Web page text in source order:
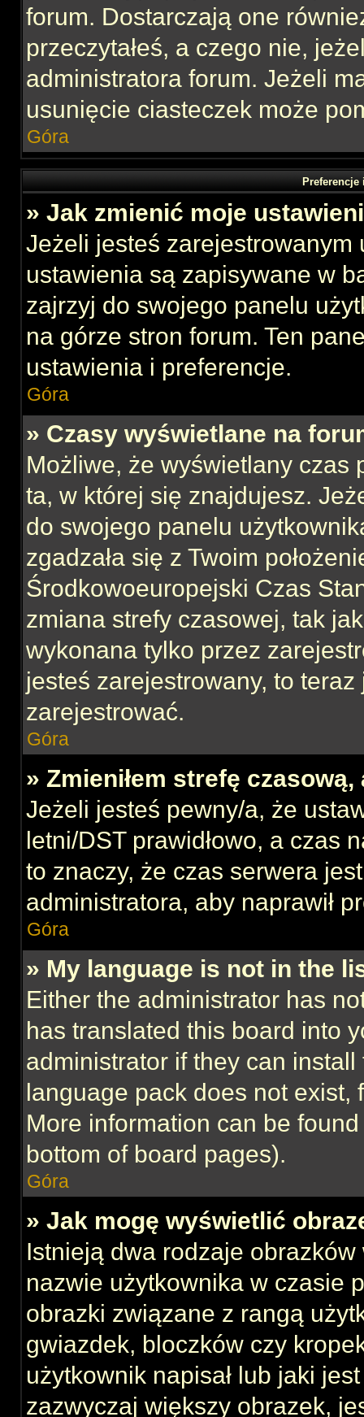
forum. Dostarczają one
przeczytałeś, a czego nie,
administratora forum. Jeżeli
usunięcie ciasteczek może
Góra
» Jak zmienić moje
Jeżeli jesteś zarejestrowanym
ustawienia są zapisywane w
zajrzyj do swojego panelu
na górze stron forum. Ten
ustawienia i preferencje.
Góra
» Czasy wyświetlane na
Możliwe, że wyświetlany czas
ta, w której się znajdujesz.
do swojego panelu
zgadzała się z Twoim
Środkowoeuropejski Czas
zmiana strefy czasowej, tak
wykonana tylko przez
jesteś zarejestrowany, to
zarejestrować.
Góra
» Zmieniłem strefę
Jeżeli jesteś pewny/a, że
letni/DST prawidłowo, a czas
to znaczy, że czas serwera
administratora, aby naprawił
Góra
» My language is not in the
Either the administrator has
has translated this board into
administrator if they can
language pack does not exist,
More information can be
bottom of board pages).
Góra
» Jak mogę wyświetlić
Istnieją dwa rodzaje
nazwie użytkownika w czasie
obrazki związane z rangą
gwiazdek, bloczków czy
użytkownik napisał lub jaki
zazwyczaj większy obrazek,